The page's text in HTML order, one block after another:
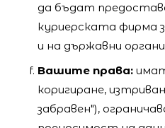
да бъдат
куриерската фирма
и на държавни
Вашите права:
коригиране,
забравен"),